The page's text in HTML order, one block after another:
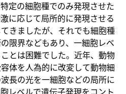
定の細胞種でのみ発現させた
に応じて局所的に発現させる
きましたが、それでも細胞種
限界などもあり、一細胞レベ
とは困難でした。近年、動物
体を人為的に改変して動物細
長の光を一細胞などの局所に
レベルで遺伝子発現をコント